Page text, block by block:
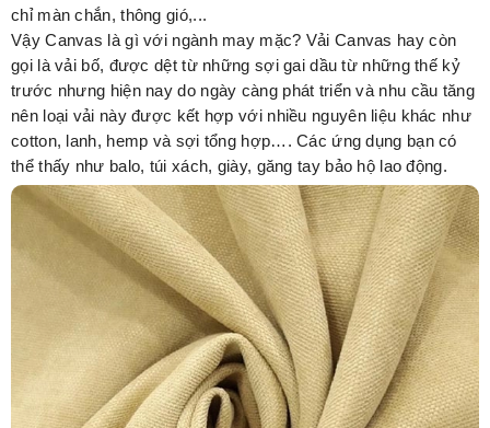
chỉ màn chắn, thông gió,...
Vậy Canvas là gì với ngành may mặc? Vải Canvas hay còn
gọi là vải bố, được dệt từ những sợi gai dầu từ những thế kỷ
trước nhưng hiện nay do ngày càng phát triển và nhu cầu tăng
nên loại vải này được kết hợp với nhiều nguyên liệu khác như
cotton, lanh, hemp và sợi tổng hợp…. Các ứng dụng bạn có
thể thấy như balo, túi xách, giày, găng tay bảo hộ lao động.